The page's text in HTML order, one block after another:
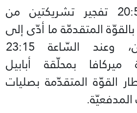
39- الساعة 20:50 تفجير تشريكتين من
المتقدمّة ما أدّى إلى
إعطاب مدرّعتين، وعند السّاعة 23:15
ميركافا بمحلّقة أبابيل
القوّة المتقدّمة بصليات